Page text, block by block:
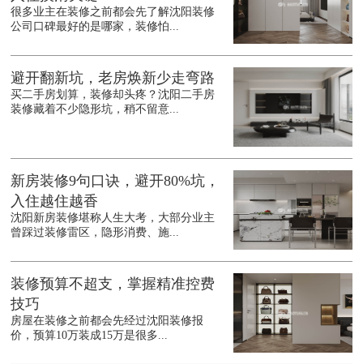
很多业主在装修之前都会先了解沈阳装修
公司口碑最好的是哪家，装修怕...
避开翻新坑，老房焕新少走弯路
买二手房划算，装修却头疼？沈阳二手房
装修藏着不少隐形坑，稍不留意...
新房装修9句口诀，避开80%坑，
入住越住越香
沈阳新房装修堪称人生大考，大部分业主
曾踩过装修雷区，隐形消费、施...
装修预算不超支，掌握精准控费
技巧
房屋在装修之前都会先经过沈阳装修报
价，预算10万装成15万是很多...